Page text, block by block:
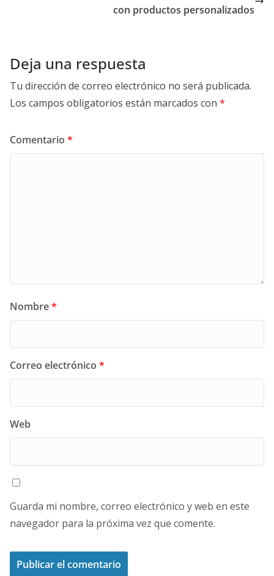
con productos personalizados
Deja una respuesta
Tu dirección de correo electrónico no será publicada.
Los campos obligatorios están marcados con *
Comentario *
Nombre*
Correo electrónico *
Web
Guarda mi nombre, correo electrónico y web en este
navegador para la próxima vez que comente.